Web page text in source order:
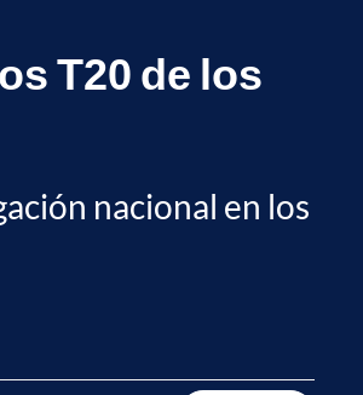
T20 de los
nacional en los